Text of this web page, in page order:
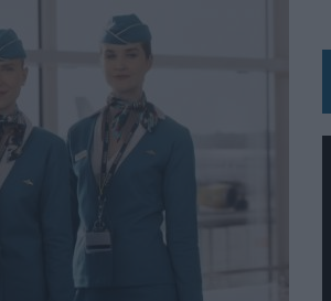
Y SOLERO
ACTIVOS CULTURALES Y ECONÓMICOS
CON LOS MEDIOS
MEDICIÓN SON DOS CARAS DE LA MISMA